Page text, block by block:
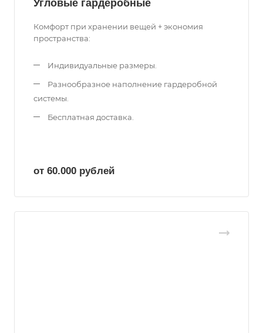
Угловые гардеробные
Комфорт при хранении вещей + экономия
пространства:
Индивидуальные размеры.
Разнообразное наполнение гардеробной
системы.
Бесплатная доставка.
от 60.000 рублей